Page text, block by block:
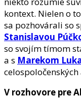
kontext. Nielen o
sa pozhovárali so
Stanislavou
so svojím tímom
a s Marekom
V rozhovore pre